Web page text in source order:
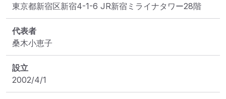
東京都新宿区新宿4-1-6 JR新宿ミライナタワー28階
代表者
桑木小恵子
設立
2002/4/1